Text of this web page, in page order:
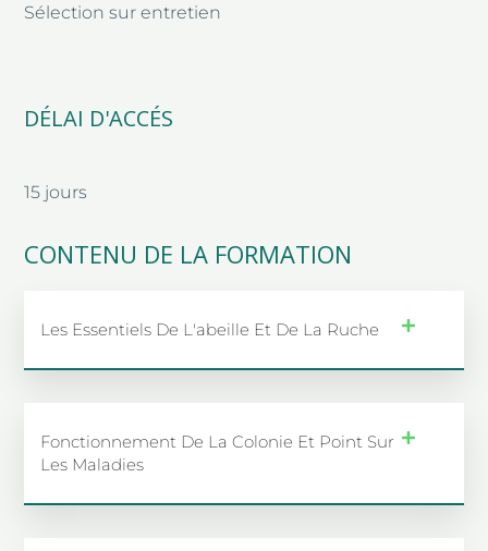
Sélection sur entretien
DÉLAI D'ACCÉS
15 jours
CONTENU DE LA FORMATION
Les Essentiels De L'abeille Et De La Ruche
Fonctionnement De La Colonie Et Point Sur
Les Maladies